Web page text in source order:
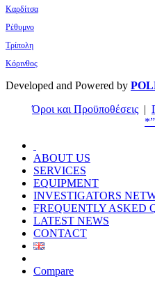
Καρδίτσα
Ρέθυμνο
Τρίπολη
Κόρινθος
Developed and Powered by
Όροι και Προϋποθέσεις |
ABOUT US
SERVICES
EQUIPMENT
INVESTIGATORS
FREQUENTLY ASKED
LATEST NEWS
CONTACT
Compare